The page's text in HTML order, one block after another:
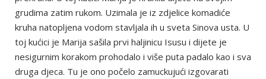
grudima zatim rukom. Uzimala je iz zdjelice komadiće
kruha natopljena vodom stavljala ih u sveta Sinova usta. U
toj kućici je Marija sašila prvi haljinicu Isusu i dijete je
nesigurnim korakom prohodalo i više puta padalo kao i sva
druga djeca. Tu je ono počelo zamuckujući izgovarati